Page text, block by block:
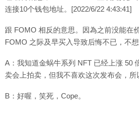
连接10个钱包地址。[2022/6/22 4:43:41]
跟 FOMO 相反的意思。因為之前没能在
FOMO 之际及早买入导致后悔不已，不想
A：我知道金蜗牛系列 NFT 已经上涨 50
卖会上拍卖，但我不喜欢这次发布会，所
B：好喔，笑死，Cope。